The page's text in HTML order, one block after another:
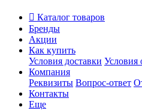
Каталог товаров
Бренды
Акции
Как купить
Условия доставки Условия
Компания
Реквизиты Вопрос-ответ
Контакты
Еще